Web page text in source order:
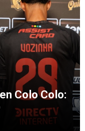
Colo Colo: